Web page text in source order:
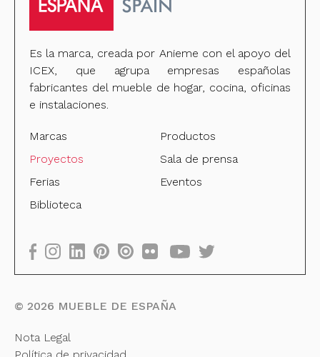
Es la marca, creada por Anieme con el apoyo del
ICEX, que agrupa empresas españolas
fabricantes del mueble de hogar, cocina, oficinas
e instalaciones.
Marcas
Productos
Proyectos
Sala de prensa
Ferias
Eventos
Biblioteca
© 2026 MUEBLE DE ESPAÑA
Nota Legal